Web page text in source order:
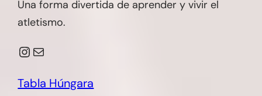
Una forma divertida de aprender y vivir el
atletismo.
Instagram Correo electrónico
Tabla Húngara